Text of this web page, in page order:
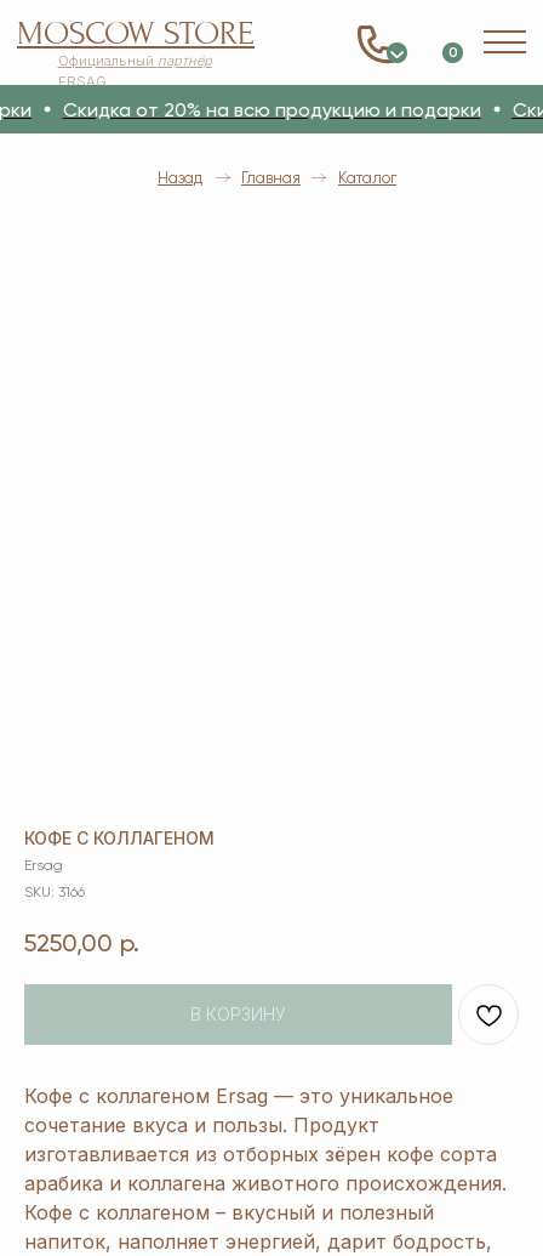
Скидка от 20% на всю продукцию и подарки
MOSCOW STORE
Официальныйпартнёр
ERSAG
Назад Главная Каталог
КОФЕ С КОЛЛАГЕНОМ
Ersag
SKU: 3166
5250,00 р.
В КОРЗИНУ
Кофе с коллагеном Ersag — это уникальное
сочетание вкуса и пользы. Продукт
изготавливается из отборных зёрен кофе сорта
арабика и коллагена животного происхождения.
Кофе с коллагеном – вкусный и полезный
напиток, наполняет энергией, дарит бодрость,